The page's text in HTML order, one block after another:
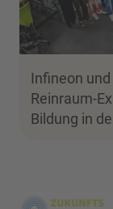
Infineon
Reinraum-
Bildung in